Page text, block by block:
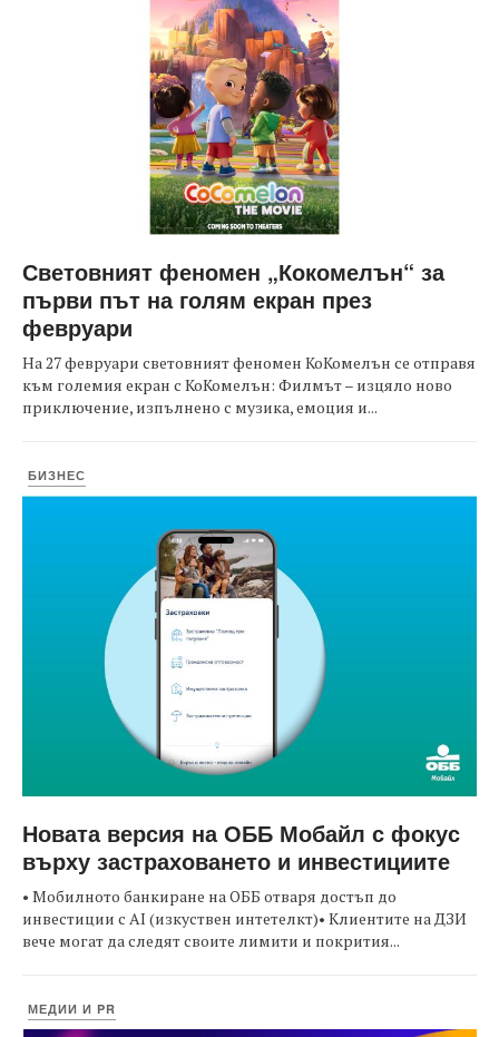
Световният феномен „Кокомелън“ за
първи път на голям екран през
февруари
На 27 февруари световният феномен КоКомелън се отправя
към големия екран с КоКомелън: Филмът – изцяло ново
приключение, изпълнено с музика, емоция и...
БИЗНЕС
Новата версия на ОББ Мобайл с фокус
върху застраховането и инвестициите
• Мобилното банкиране на ОББ отваря достъп до
инвестиции с AI (изкуствен интетелкт)• Клиентите на ДЗИ
вече могат да следят своите лимити и покрития...
МЕДИИ И PR